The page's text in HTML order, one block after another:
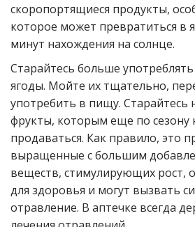
скоропортящиеся продукты,
которое может превратиться в
минут нахождения на солнце.
Старайтесь больше
ягоды. Мойте их тщательно,
употребить в пищу. Старайтесь
фрукты, которым еще по сезону
продаваться. Как правило, это
выращенные с большим
веществ, стимулирующих рост,
для здоровья и могут вызвать
отравление. В аптечке всегда